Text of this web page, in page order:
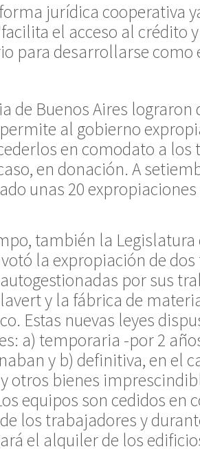
jurídica cooperativa
el acceso al crédito
para desarrollarse como
de Buenos Aires lograron
permite al gobierno
en comodato a los
en donación. A
unas 20
también la Legislatura
la expropiación de
por sus
y la fábrica de
Estas nuevas leyes
a) temporaria -por 2
y b) definitiva, en el
otros bienes
equipos son cedidos en
los trabajadores y
el alquiler de los